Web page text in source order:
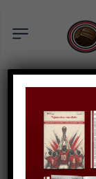
Tag: